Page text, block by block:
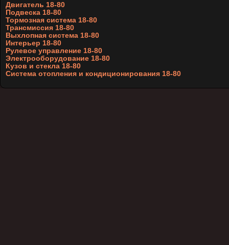
Двигатель 18-80
Подвеска 18-80
Тормозная система 18-80
Трансмиссия 18-80
Выхлопная система 18-80
Интерьер 18-80
Рулевое управление 18-80
Электрооборудование 18-80
Кузов и стекла 18-80
Система отопления и кондиционирования 18-80